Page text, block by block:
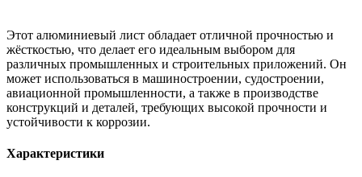
Этот алюминиевый лист обладает отличной прочностью и
жёсткостью, что делает его идеальным выбором для
различных промышленных и строительных приложений. Он
может использоваться в машиностроении, судостроении,
авиационной промышленности, а также в производстве
конструкций и деталей, требующих высокой прочности и
устойчивости к коррозии.
Характеристики